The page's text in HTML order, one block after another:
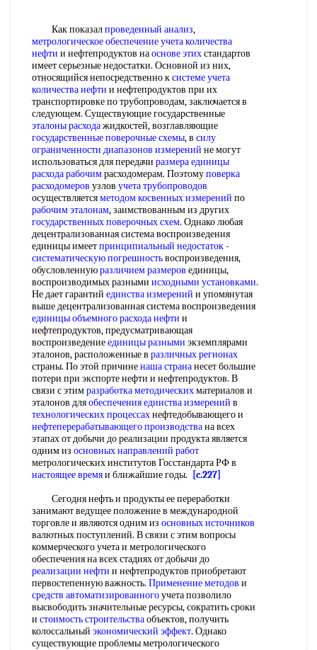
Как показалпроведенный анализ,
метрологическое обеспечение учетаколичества
нефти и нефтепродуктов наоснове этихстандартов
имеет серьезные недостатки. Основной из них,
относящийся непосредственно ксистеме учета
количества нефти и нефтепродуктов при их
транспортировке по трубопроводам, заключается в
следующем. Существующие государственные
эталоны расходажидкостей, возглавляющие
государственные поверочные схемы, в силу
ограниченности диапазонов измерений не могут
использоваться для передачи размера единицы
расхода рабочимрасходомерам. Поэтомуповерка
расходомеров узлов учета трубопроводов
осуществляетсяметодом косвенных измерений по
рабочим эталонам, заимствованным из других
государственных поверочных схем. Однако любая
децентрализованная система воспроизведения
единицы имеетпринципиальный недостаток-
систематическую погрешностьвоспроизведения,
обусловленнуюразличием размеров единицы,
воспроизводимых разными исходными установками.
Не дает гарантий единства измерений и упомянутая
выше децентрализованная система воспроизведения
единицы объемногорасхода нефти и
нефтепродуктов, предусматривающая
воспроизведениеединицы разными экземплярами
эталонов, расположенные в различных регионах
страны. По этой причиненаша странанесет большие
потери при экспорте нефти и нефтепродуктов. В
связи с этимразработка методическихматериалов и
эталонов дляобеспечения единства измерений в
технологических процессахнефтедобывающего и
нефтеперерабатывающего производствана всех
этапах от добычи до реализации продукта является
одним из основных направлений работ
метрологических институтов Госстандарта РФ в
настоящее времяи ближайшие годы.
[c.227]
Сегодня нефть и продукты ее переработки
занимают ведущее положение в международной
торговле и являются одним из основных источников
валютных поступлений. В связи с этим вопросы
коммерческого учета и метрологического
обеспечения на всех стадиях от добычи до
реализации нефти и нефтепродуктов приобретают
первостепенную важность. Применение методов и
средств автоматизированногоучета позволило
высвободить значительные ресурсы, сократить сроки
и стоимость строительстваобъектов, получить
колоссальный экономический эффект. Однако
существующие проблемы метрологического